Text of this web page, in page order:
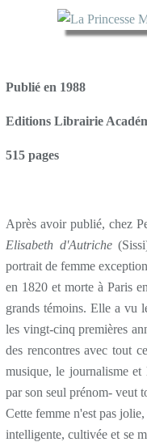
Publié en 1988
Editions Librairie
515 pages
Après avoir publié, chez
Elisabeth d'Autriche
portrait de femme
en 1820 et morte à Paris
grands témoins. Elle a vu
les vingt-cinq premières
des rencontres avec tout
musique, le journalisme
par son seul prénom- veut
Cette femme n'est pas
intelligente, cultivée et se